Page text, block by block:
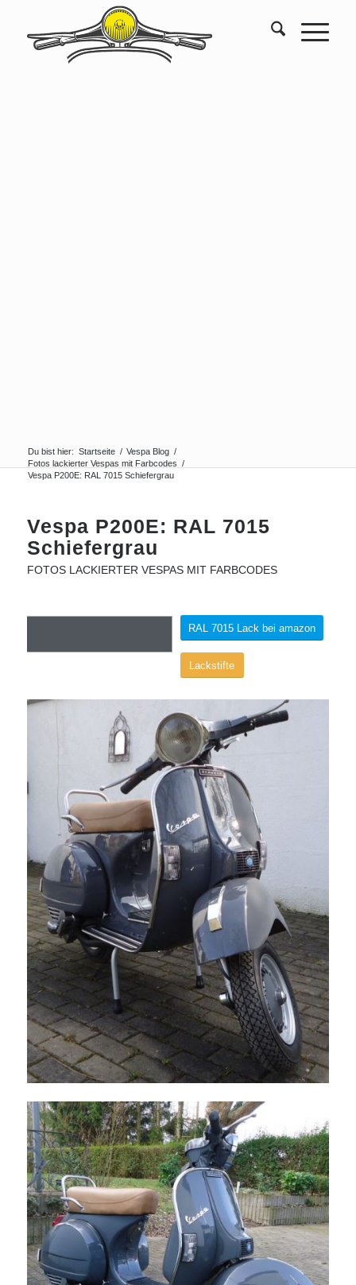
Du bist hier: Startseite / Vespa Blog /
Fotos lackierter Vespas mit Farbcodes /
Vespa P200E: RAL 7015 Schiefergrau
Vespa P200E: RAL 7015
Schiefergrau
FOTOS LACKIERTER VESPAS MIT FARBCODES
RAL 7015 Lack bei amazon
Lackstifte